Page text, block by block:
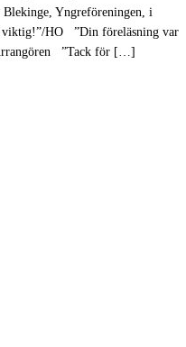
Yngreföreningen, i
viktig!”/HO ”Din föreläsning var
”Tack för […]